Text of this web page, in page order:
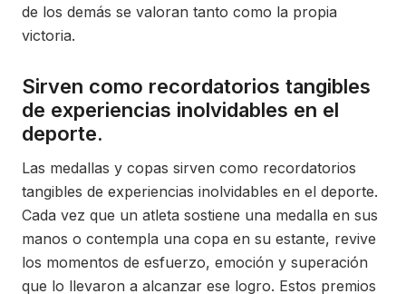
de los demás se valoran tanto como la propia
victoria.
Sirven como recordatorios tangibles
de experiencias inolvidables en el
deporte.
Las medallas y copas sirven como recordatorios
tangibles de experiencias inolvidables en el deporte.
Cada vez que un atleta sostiene una medalla en sus
manos o contempla una copa en su estante, revive
los momentos de esfuerzo, emoción y superación
que lo llevaron a alcanzar ese logro. Estos premios